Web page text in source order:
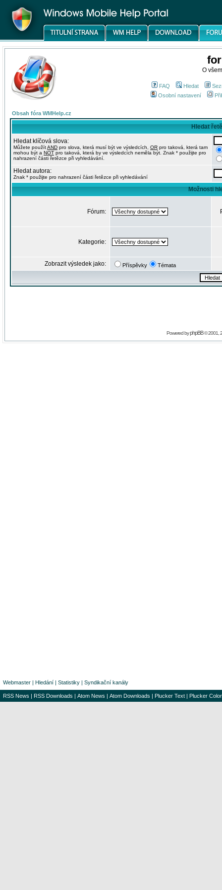
O
FAQ Hledat
Osobní nastavení
Obsah fóra WMHelp.cz
Hledat
Hledat klíčová slova:
Můžete použítAND pro slova, která musí být ve výsledcích, OR pro taková, která tam
mohou být a NOT pro taková, která by ve výsledcích neměla být. Znak * použijte pro
nahrazení části řetězce při vyhledávání.
Hledat autora:
Znak * použijte pro nahrazení části řetězce při vyhledávání
Možnosti
Fórum:
Kategorie:
Zobrazit výsledek jako: Příspěvky Témata
Powered byphpBB© 2001,
Webmaster | Hledání | Statistiky | Syndikační kanály
RSS News | RSS Downloads | Atom News | Atom Downloads | Plucker Text | Plucker Color